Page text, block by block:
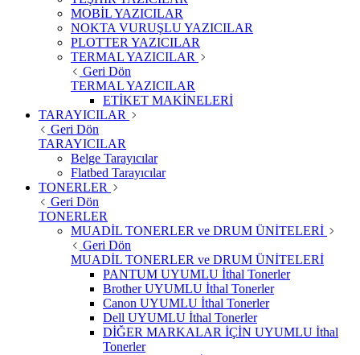
MOBİL YAZICILAR
NOKTA VURUŞLU YAZICILAR
PLOTTER YAZICILAR
TERMAL YAZICILAR
Geri Dön
TERMAL YAZICILAR
ETİKET MAKİNELERİ
TARAYICILAR
Geri Dön
TARAYICILAR
Belge Tarayıcılar
Flatbed Tarayıcılar
TONERLER
Geri Dön
TONERLER
MUADİL TONERLER ve DRUM ÜNİTELERİ
Geri Dön
MUADİL TONERLER ve DRUM ÜNİTELERİ
PANTUM UYUMLU İthal Tonerler
Brother UYUMLU İthal Tonerler
Canon UYUMLU İthal Tonerler
Dell UYUMLU İthal Tonerler
DİĞER MARKALAR İÇİN UYUMLU İthal
Tonerler